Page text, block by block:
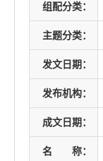
组配分类：
主题分类：
发文日期：
发布机构：
成文日期：
名 称：